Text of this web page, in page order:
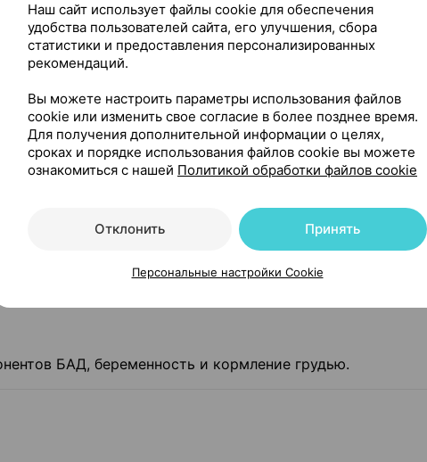
100 мг, витамин С – 100 мг, ниацин NE – 20 мг, витамин Е
В5 – 7,5 мг, цинк – 5 мг, магний – 2 мг, селен – 30 мкг,
витамин В6 – 2 мкг, лютеин – 0,5 мкг, медь – 0,5 мкг,
30 мкг, хром – 40 мкг, фолиевая кислота – 200 мкг, йод –
БАД, беременность и кормление грудью.
Наш сайт использует файлы cookie для обеспечения
удобства пользователей сайта, его улучшения, сбора
статистики и предоставления персонализированных
рекомендаций.
Вы можете настроить параметры использования файлов
cookie или изменить свое согласие в более позднее время.
Для получения дополнительной информации о целях,
сроках и порядке использования файлов cookie вы можете
ознакомиться с нашей Политикой обработки файлов cookie
Отклонить Принять
Персональные настройки Cookie